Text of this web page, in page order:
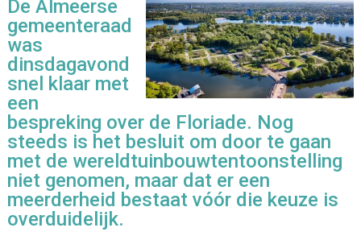
De Almeerse
gemeenteraad
was
dinsdagavond
snel klaar met
een
bespreking over de Floriade. Nog
steeds is het besluit om door te gaan
met de wereldtuinbouwtentoonstelling
niet genomen, maar dat er een
meerderheid bestaat vóór die keuze is
overduidelijk.